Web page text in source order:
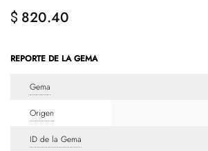
$ 820.40
REPORTE DE LA GEMA
Gema
Origen
ID de la Gema